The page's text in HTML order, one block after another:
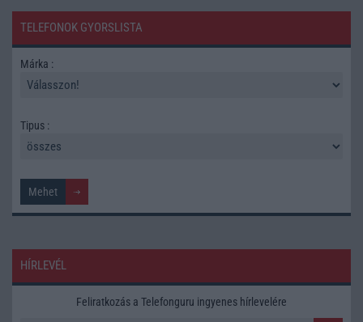
TELEFONOK GYORSLISTA
Márka :
Tipus :
HÍRLEVÉL
Feliratkozás a Telefonguru ingyenes hírlevelére